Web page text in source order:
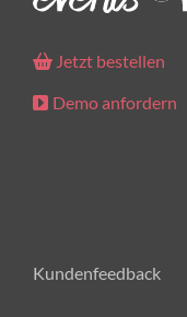
Jetzt bestellen
Demo anfordern
Kundenfeedback